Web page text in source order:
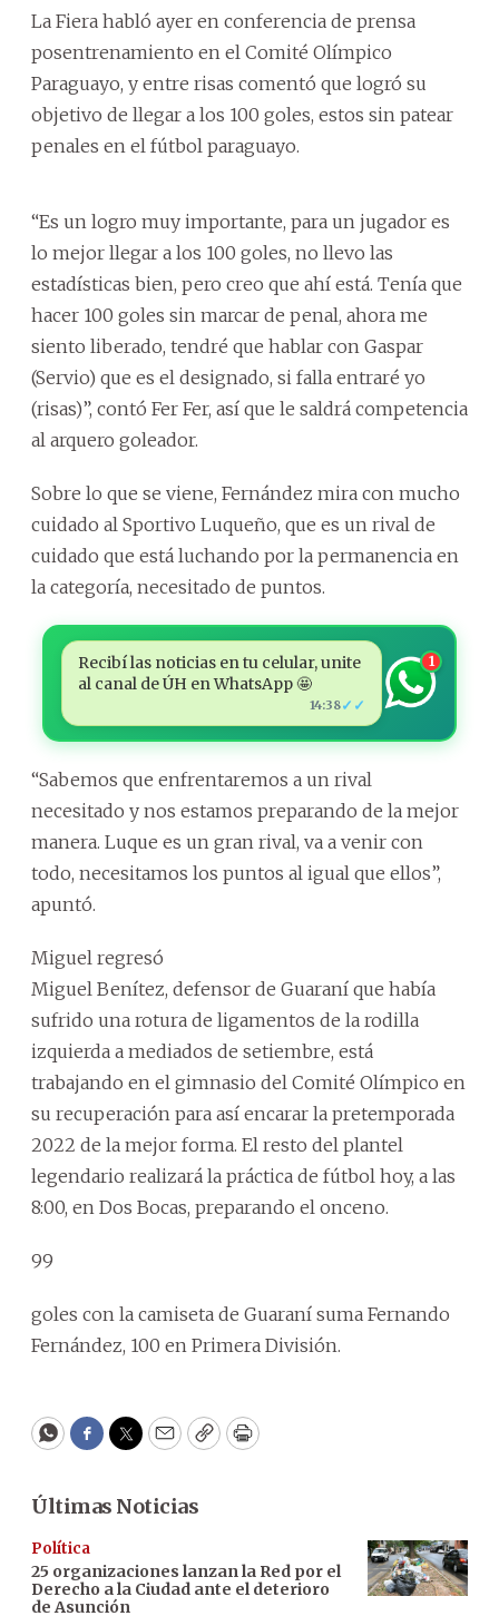
La Fiera habló ayer en conferencia de prensa
posentrenamiento en el Comité Olímpico
Paraguayo, y entre risas comentó que logró su
objetivo de llegar a los 100 goles, estos sin patear
penales en el fútbol paraguayo.
“Es un logro muy importante, para un jugador es
lo mejor llegar a los 100 goles, no llevo las
estadísticas bien, pero creo que ahí está. Tenía que
hacer 100 goles sin marcar de penal, ahora me
siento liberado, tendré que hablar con Gaspar
(Servio) que es el designado, si falla entraré yo
(risas)”, contó Fer Fer, así que le saldrá competencia
al arquero goleador.
Sobre lo que se viene, Fernández mira con mucho
cuidado al Sportivo Luqueño, que es un rival de
cuidado que está luchando por la permanencia en
la categoría, necesitado de puntos.
Recibí las noticias en tu celular, unite
al canal de ÚH en WhatsApp 🤩
14:38✓✓
1
“Sabemos que enfrentaremos a un rival
necesitado y nos estamos preparando de la mejor
manera. Luque es un gran rival, va a venir con
todo, necesitamos los puntos al igual que ellos”,
apuntó.
Miguel regresó
Miguel Benítez, defensor de Guaraní que había
sufrido una rotura de ligamentos de la rodilla
izquierda a mediados de setiembre, está
trabajando en el gimnasio del Comité Olímpico en
su recuperación para así encarar la pretemporada
2022 de la mejor forma. El resto del plantel
legendario realizará la práctica de fútbol hoy, a las
8:00, en Dos Bocas, preparando el onceno.
99
goles con la camiseta de Guaraní suma Fernando
Fernández, 100 en Primera División.
WhatsApp
Facebook
Twitter
EmailCopyPrint
Últimas Noticias
Política
25 organizaciones lanzan la Red por el
Derecho a la Ciudad ante el deterioro
de Asunción